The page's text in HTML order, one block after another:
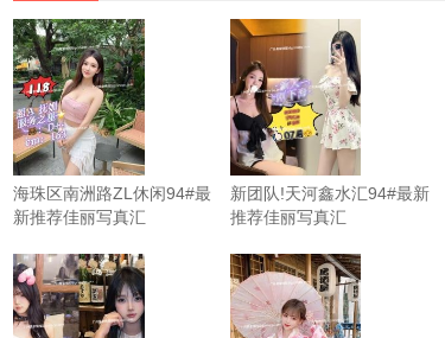
海珠区南洲路ZL休闲94#最
新推荐佳丽写真汇
新团队!天河鑫水汇94#最新
推荐佳丽写真汇
视频)